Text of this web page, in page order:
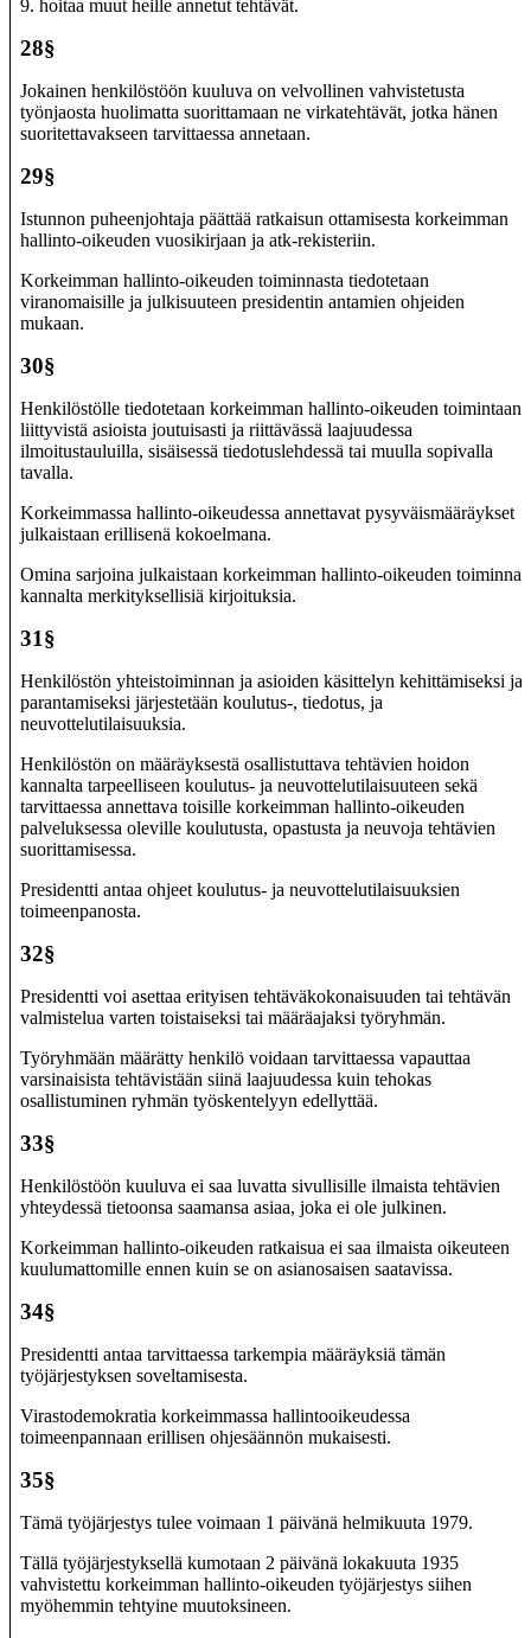
9. hoitaa muut heille annetut tehtävät.
28§
Jokainen henkilöstöön kuuluva on velvollinen vahvistetusta
työnjaosta huolimatta suorittamaan ne virkatehtävät, jotka hänen
suoritettavakseen tarvittaessa annetaan.
29§
Istunnon puheenjohtaja päättää ratkaisun ottamisesta korkeimman
hallinto-oikeuden vuosikirjaan ja atk-rekisteriin.
Korkeimman hallinto-oikeuden toiminnasta tiedotetaan
viranomaisille ja julkisuuteen presidentin antamien ohjeiden
mukaan.
30§
Henkilöstölle tiedotetaan korkeimman hallinto-oikeuden toimintaan
liittyvistä asioista joutuisasti ja riittävässä laajuudessa
ilmoitustauluilla, sisäisessä tiedotuslehdessä tai muulla sopivalla
tavalla.
Korkeimmassa hallinto-oikeudessa annettavat pysyväismääräykset
julkaistaan erillisenä kokoelmana.
Omina sarjoina julkaistaan korkeimman hallinto-oikeuden toiminnan
kannalta merkityksellisiä kirjoituksia.
31§
Henkilöstön yhteistoiminnan ja asioiden käsittelyn kehittämiseksi ja
parantamiseksi järjestetään koulutus-, tiedotus, ja
neuvottelutilaisuuksia.
Henkilöstön on määräyksestä osallistuttava tehtävien hoidon
kannalta tarpeelliseen koulutus- ja neuvottelutilaisuuteen sekä
tarvittaessa annettava toisille korkeimman hallinto-oikeuden
palveluksessa oleville koulutusta, opastusta ja neuvoja tehtävien
suorittamisessa.
Presidentti antaa ohjeet koulutus- ja neuvottelutilaisuuksien
toimeenpanosta.
32§
Presidentti voi asettaa erityisen tehtäväkokonaisuuden tai tehtävän
valmistelua varten toistaiseksi tai määräajaksi työryhmän.
Työryhmään määrätty henkilö voidaan tarvittaessa vapauttaa
varsinaisista tehtävistään siinä laajuudessa kuin tehokas
osallistuminen ryhmän työskentelyyn edellyttää.
33§
Henkilöstöön kuuluva ei saa luvatta sivullisille ilmaista tehtävien
yhteydessä tietoonsa saamansa asiaa, joka ei ole julkinen.
Korkeimman hallinto-oikeuden ratkaisua ei saa ilmaista oikeuteen
kuulumattomille ennen kuin se on asianosaisen saatavissa.
34§
Presidentti antaa tarvittaessa tarkempia määräyksiä tämän
työjärjestyksen soveltamisesta.
Virastodemokratia korkeimmassa hallintooikeudessa
toimeenpannaan erillisen ohjesäännön mukaisesti.
35§
Tämä työjärjestys tulee voimaan 1 päivänä helmikuuta 1979.
Tällä työjärjestyksellä kumotaan 2 päivänä lokakuuta 1935
vahvistettu korkeimman hallinto-oikeuden työjärjestys siihen
myöhemmin tehtyine muutoksineen.